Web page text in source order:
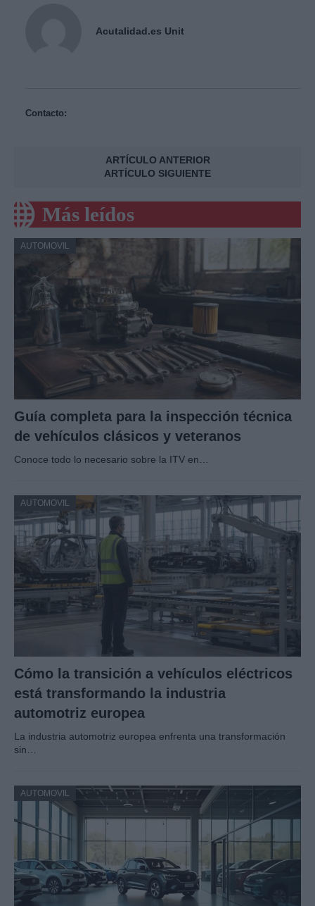
Acutalidad.es Unit
Contacto:
ARTÍCULO ANTERIOR
ARTÍCULO SIGUIENTE
Más leídos
AUTOMOVIL
Guía completa para la inspección técnica
de vehículos clásicos y veteranos
Conoce todo lo necesario sobre la ITV en…
AUTOMOVIL
Cómo la transición a vehículos eléctricos
está transformando la industria
automotriz europea
La industria automotriz europea enfrenta una transformación
sin…
AUTOMOVIL